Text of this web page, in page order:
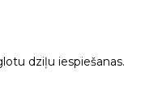
dziļu iespiešanas.